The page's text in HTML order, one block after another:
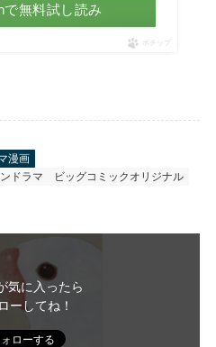
無料試し読み
ポチップ
漫画
ドラマ
ビッグコミックオリジナル
気に入ったら
ーしてね！